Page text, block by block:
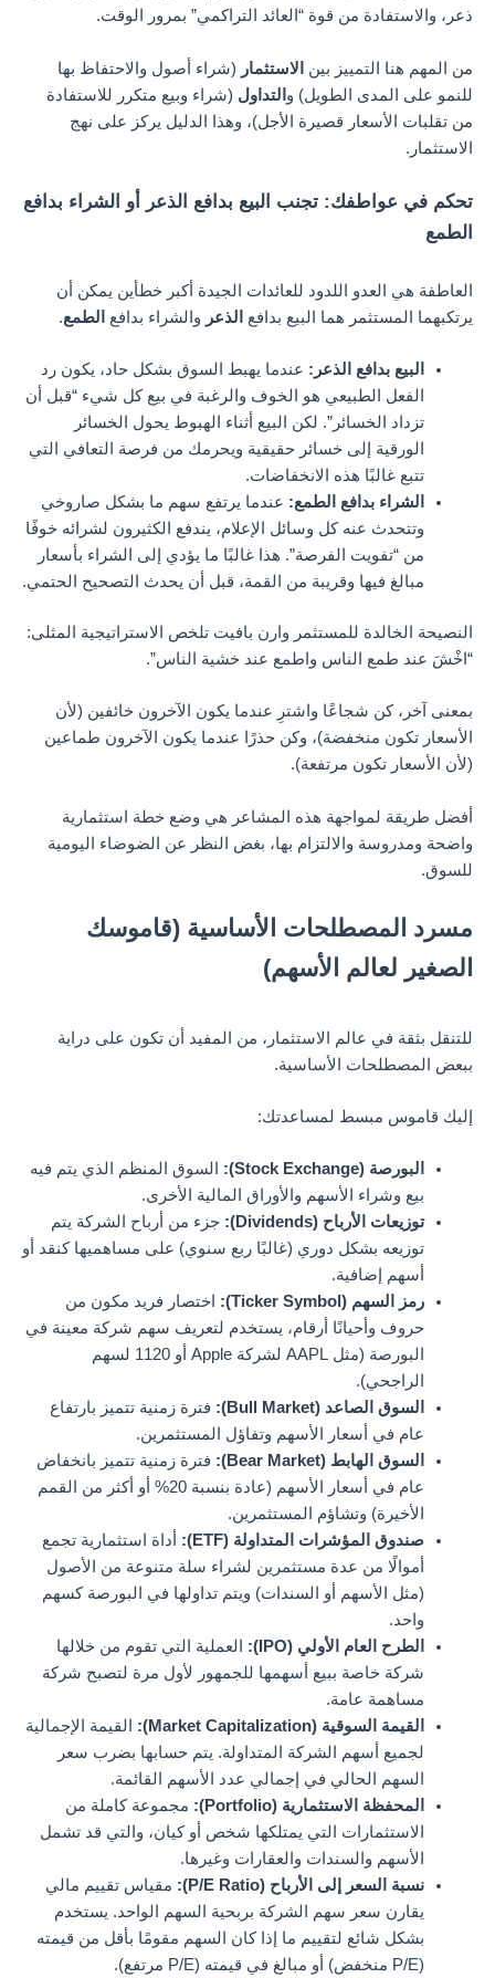
ذعر، والاستفادة من قوة “العائد التراكمي” بمرور الوقت.
من المهم هنا التمييز بين الاستثمار (شراء أصول والاحتفاظ بها
للنمو على المدى الطويل) و التداول (شراء وبيع متكرر للاستفادة
من تقلبات الأسعار قصيرة الأجل)، وهذا الدليل يركز على نهج
الاستثمار.
تحكم في عواطفك: تجنب البيع بدافع الذعر أو الشراء بدافع
الطمع
العاطفة هي العدو اللدود للعائدات الجيدة أكبر خطأين يمكن أن
يرتكبهما المستثمر هما البيع بدافع
الذعر والشراء بدافع الطمع.
البيع بدافع الذعر: عندما يهبط السوق بشكل حاد، يكون رد
الفعل الطبيعي هو الخوف والرغبة في بيع كل شيء “قبل أن
تزداد الخسائر”. لكن البيع أثناء الهبوط يحول الخسائر
الورقية إلى خسائر حقيقية ويحرمك من فرصة التعافي التي
تتبع غالبًا هذه الانخفاضات.
الشراء بدافع الطمع: عندما يرتفع سهم ما بشكل صاروخي
وتتحدث عنه كل وسائل الإعلام، يندفع الكثيرون لشرائه خوفًا
من “تفويت الفرصة”. هذا غالبًا ما يؤدي إلى الشراء بأسعار
مبالغ فيها وقريبة من القمة، قبل أن يحدث التصحيح الحتمي.
النصيحة الخالدة للمستثمر وارن بافيت تلخص الاستراتيجية المثلى:
“اخْشَ عند طمع الناس واطمع عند خشية الناس”.
بمعنى آخر، كن شجاعًا واشترِ عندما يكون الآخرون خائفين (لأن
الأسعار تكون منخفضة)، وكن حذرًا عندما يكون الآخرون طماعين
(لأن الأسعار تكون مرتفعة).
أفضل طريقة لمواجهة هذه المشاعر هي وضع خطة استثمارية
واضحة ومدروسة والالتزام بها، بغض النظر عن الضوضاء اليومية
للسوق.
مسرد المصطلحات الأساسية (قاموسك
الصغير لعالم الأسهم)
للتنقل بثقة في عالم الاستثمار، من المفيد أن تكون على دراية
ببعض المصطلحات الأساسية.
إليك قاموس مبسط لمساعدتك:
البورصة (Stock Exchange):
السوق المنظم الذي يتم فيه
بيع وشراء الأسهم والأوراق المالية الأخرى.
توزيعات الأرباح (Dividends):
جزء من أرباح الشركة يتم
توزيعه بشكل دوري (غالبًا ربع سنوي) على مساهميها كنقد أو
أسهم إضافية.
رمز السهم (Ticker Symbol):
اختصار فريد مكون من
حروف وأحيانًا أرقام، يستخدم لتعريف سهم شركة معينة في
البورصة (مثل AAPL لشركة Apple أو 1120 لسهم
الراجحي).
السوق الصاعد (Bull Market):
فترة زمنية تتميز بارتفاع
عام في أسعار الأسهم وتفاؤل المستثمرين.
السوق الهابط (Bear Market):
فترة زمنية تتميز بانخفاض
عام في أسعار الأسهم (عادة بنسبة 20% أو أكثر من القمم
الأخيرة) وتشاؤم المستثمرين.
صندوق المؤشرات المتداولة (ETF):
أداة استثمارية تجمع
أموالًا من عدة مستثمرين لشراء سلة متنوعة من الأصول
(مثل الأسهم أو السندات) ويتم تداولها في البورصة كسهم
واحد.
الطرح العام الأولي (IPO):
العملية التي تقوم من خلالها
شركة خاصة ببيع أسهمها للجمهور لأول مرة لتصبح شركة
مساهمة عامة.
القيمة السوقية (Market Capitalization):
القيمة الإجمالية
لجميع أسهم الشركة المتداولة. يتم حسابها بضرب سعر
السهم الحالي في إجمالي عدد الأسهم القائمة.
المحفظة الاستثمارية (Portfolio):
مجموعة كاملة من
الاستثمارات التي يمتلكها شخص أو كيان، والتي قد تشمل
الأسهم والسندات والعقارات وغيرها.
نسبة السعر إلى الأرباح (P/E Ratio):
مقياس تقييم مالي
يقارن سعر سهم الشركة بربحية السهم الواحد. يستخدم
بشكل شائع لتقييم ما إذا كان السهم مقومًا بأقل من قيمته
(P/E منخفض) أو مبالغ في قيمته (P/E مرتفع).